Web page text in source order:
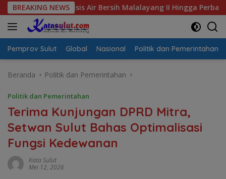
Langsung
ke
konten
BREAKING NEWS
Krisis Air Bersih Malalayang II Hingga Perbaikan
Pemprov Sulut Global Nasional Politik dan Pemerintahan
Beranda Politik dan Pemerintahan
Politik dan Pemerintahan
Terima Kunjungan DPRD Mitra,
Setwan Sulut Bahas Optimalisasi
Fungsi Kedewanan
Kata Sulut
Mei 12, 2026